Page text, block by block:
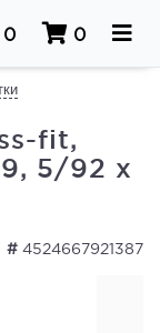
0 0
fit,
5/92 x
# 4524667921387